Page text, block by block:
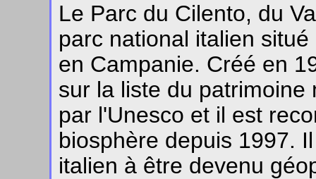
Le Parc du Cilento, du
parc national italien
en Campanie. Créé en
sur la liste du
par l'Unesco et il est
biosphère depuis 1997.
italien à être devenu